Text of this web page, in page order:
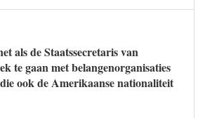
als de Staatssecretaris van
te gaan met belangenorganisaties
ook de Amerikaanse nationaliteit